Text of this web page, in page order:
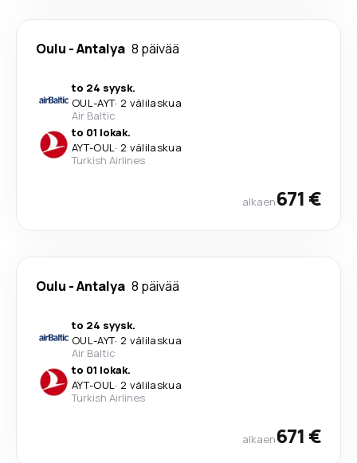
Oulu -Antalya 8 päivää
to 24 syysk.
OUL-AYT· 2 välilaskua
Air Baltic
to 01 lokak.
AYT-OUL· 2 välilaskua
Turkish Airlines
alkaen671 €
Oulu -Antalya 8 päivää
to 24 syysk.
OUL-AYT· 2 välilaskua
Air Baltic
to 01 lokak.
AYT-OUL· 2 välilaskua
Turkish Airlines
alkaen671 €